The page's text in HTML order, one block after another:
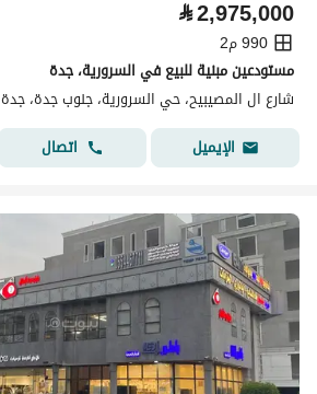
⃁2,975,000
990 م2
مستودعين مبنية للبيع في السرورية، جدة
شارع ال المصيبيح، حي السرورية، جنوب جدة، جدة
الإيميل
اتصال